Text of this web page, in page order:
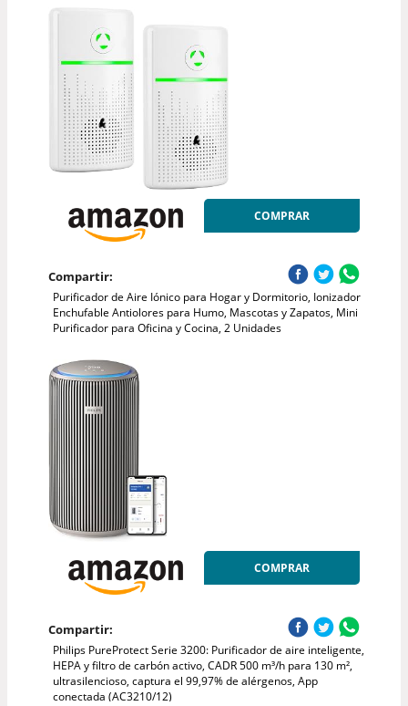
COMPRAR
Compartir:
Purificador de Aire Iónico para Hogar y Dormitorio, Ionizador
Enchufable Antiolores para Humo, Mascotas y Zapatos, Mini
Purificador para Oficina y Cocina, 2 Unidades
COMPRAR
Compartir:
Philips PureProtect Serie 3200: Purificador de aire inteligente,
HEPA y filtro de carbón activo, CADR 500 m³/h para 130 m²,
ultrasilencioso, captura el 99,97% de alérgenos, App
conectada (AC3210/12)